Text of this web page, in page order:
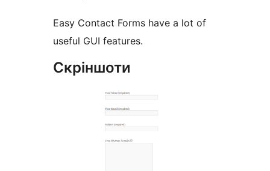
Easy Contact Forms have a lot of
useful GUI features.
Скріншоти